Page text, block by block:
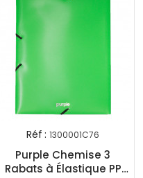
Réf : 1300001C76
Purple Chemise 3
Rabats à Élastique PP